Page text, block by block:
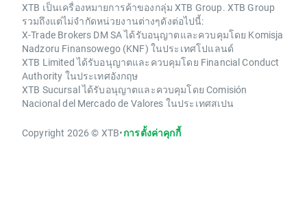
XTB เป็นเครื่องหมายการค้าของกลุ่ม XTB Group. XTB Group
รวมถึงแต่ไม่จำกัดหน่วยงานต่างๆดังต่อไปนี้:
X-Trade Brokers DM SA ได้รับอนุญาตและควบคุมโดย Komisja
Nadzoru Finansowego (KNF) ในประเทศโปแลนด์
XTB Limited ได้รับอนุญาตและควบคุมโดย Financial Conduct
Authority ในประเทศอังกฤษ
XTB Sucursal ได้รับอนุญาตและควบคุมโดย Comisión
Nacional del Mercado de Valores ในประเทศสเปน
Copyright 2026 © XTB•การตั้งค่าคุกกี้